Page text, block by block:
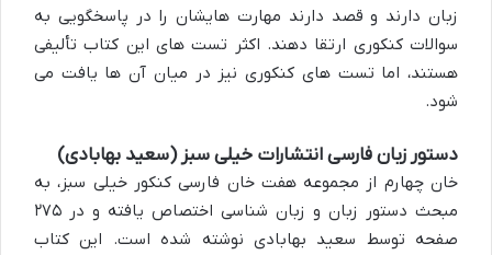
زبان دارند و قصد دارند مهارت هایشان را در پاسخگویی به
سوالات کنکوری ارتقا دهند. اکثر تست های این کتاب تألیفی
هستند، اما تست های کنکوری نیز در میان آن ها یافت می
شود.
دستور زبان فارسی انتشارات خیلی سبز (سعید بهابادی)
خان چهارم از مجموعه هفت خان فارسی کنکور خیلی سبز، به
مبحث دستور زبان و زبان شناسی اختصاص یافته و در ۲۷۵
صفحه توسط سعید بهابادی نوشته شده است. این کتاب